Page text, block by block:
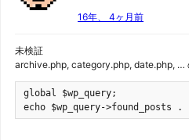
16年、 4ヶ月前
未検証
archive.php, category.php, date.php, …
global $wp_query;
echo $wp_query->found_posts